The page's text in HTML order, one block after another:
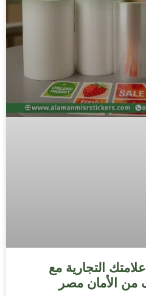
التجارية مع
الأمان مصر